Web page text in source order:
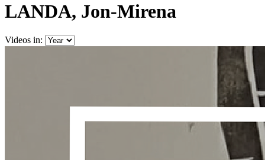
LANDA, Jon-Mirena
Videos in: